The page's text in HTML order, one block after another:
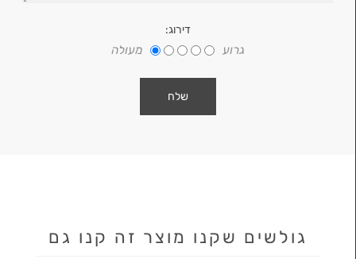
דירוג:
גרוע מעולה
גולשים שקנו מוצר זה קנו גם